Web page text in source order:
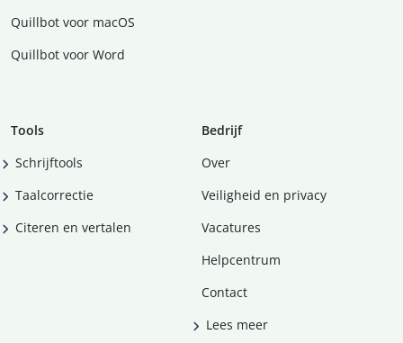
Quillbot voor macOS
Quillbot voor Word
Tools
Schrijftools
Taalcorrectie
Citeren en vertalen
Bedrijf
Over
Veiligheid en privacy
Vacatures
Helpcentrum
Contact
Lees meer